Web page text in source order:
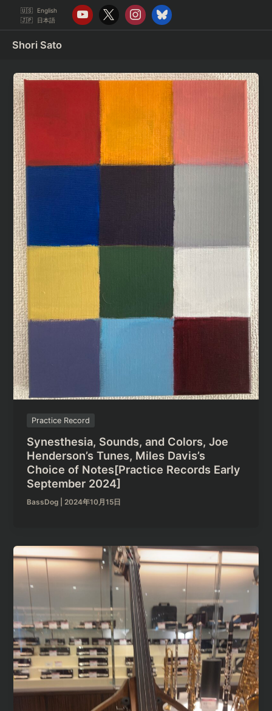
English
日本語
Shori Sato
Practice Record
Synesthesia, Sounds, and Colors, Joe
Henderson’s Tunes, Miles Davis’s
Choice of Notes[Practice Records Early
September 2024]
BassDog |2024年10月15日